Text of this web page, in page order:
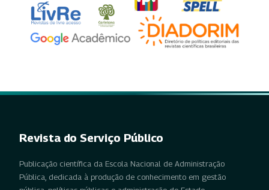
Revista do Serviço Público
Publicação científica da Escola Nacional de Administração
Pública, dedicada à produção de conhecimento em gestão